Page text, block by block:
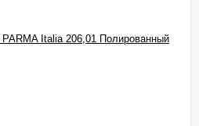
PARMA Italia 206,01 Полированный